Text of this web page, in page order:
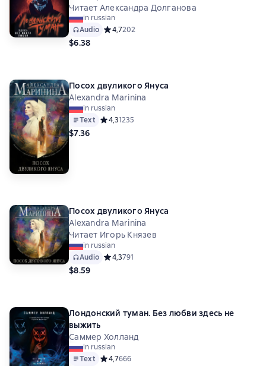
Читает Александра Долганова
in russian
Audio Средний рейтинг 4,7 на основе 202 оценок
4,7202
$6.38
Посох двуликого Януса
Alexandra Marinina
in russian
Text Средний рейтинг 4,3 на основе 1235 оценок
4,31235
$7.36
Посох двуликого Януса
Alexandra Marinina
Читает Игорь Князев
in russian
Audio Средний рейтинг 4,3 на основе 791 оценок
4,3791
$8.59
Лондонский туман. Без любви здесь не
выжить
Саммер Холланд
in russian
Text Средний рейтинг 4,7 на основе 666 оценок
4,7666